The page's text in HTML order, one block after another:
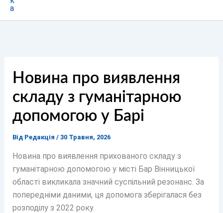
Новина про виявлення
складу з гуманітарною
допомогою у Барі
Від Редакція / 30 Травня, 2026
Новина про виявлення прихованого складу з
гуманітарною допомогою у місті Бар Вінницької
області викликала значний суспільний резонанс. За
попередніми даними, ця допомога зберігалася без
розподілу з 2022 року.